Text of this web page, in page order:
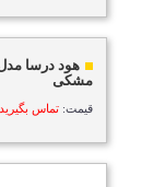
مشکی
قیمت: تماس بگیرید